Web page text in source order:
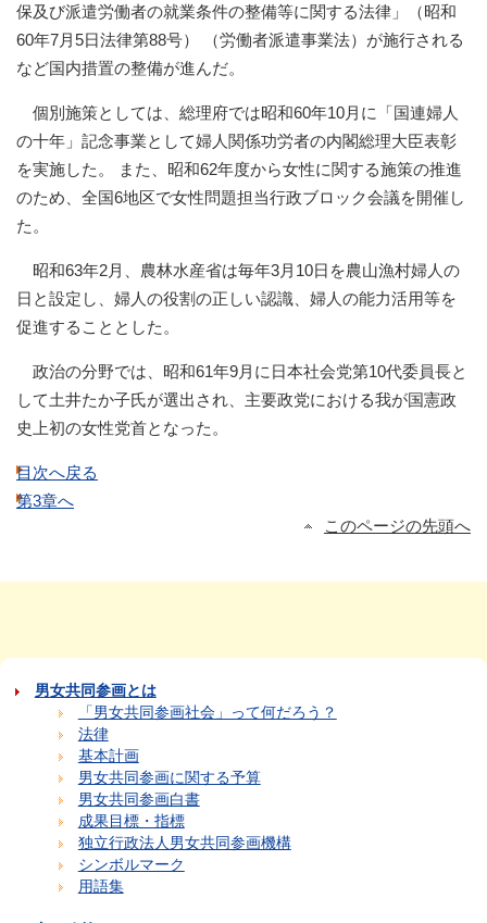
保及び派遣労働者の就業条件の整備等に関する法律」（昭和
60年7月5日法律第88号） （労働者派遣事業法）が施行される
など国内措置の整備が進んだ。
個別施策としては、総理府では昭和60年10月に「国連婦人
の十年」記念事業として婦人関係功労者の内閣総理大臣表彰
を実施した。 また、昭和62年度から女性に関する施策の推進
のため、全国6地区で女性問題担当行政ブロック会議を開催し
た。
昭和63年2月、農林水産省は毎年3月10日を農山漁村婦人の
日と設定し、婦人の役割の正しい認識、婦人の能力活用等を
促進することとした。
政治の分野では、昭和61年9月に日本社会党第10代委員長と
して土井たか子氏が選出され、主要政党における我が国憲政
史上初の女性党首となった。
目次へ戻る
第3章へ
このページの先頭へ